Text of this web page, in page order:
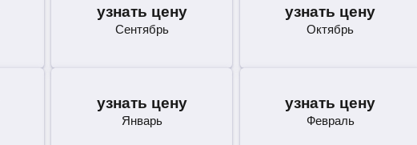
узнать цену
Сентябрь
узнать цену
Октябрь
узнать цену
Январь
узнать цену
Февраль